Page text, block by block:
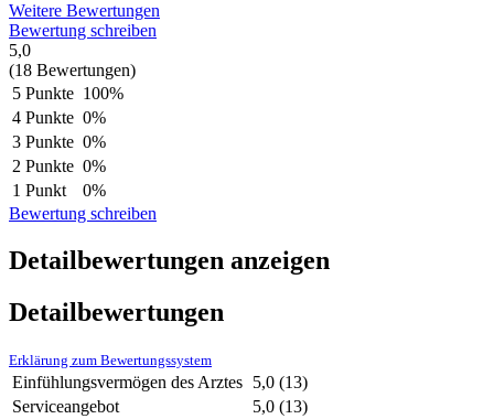
Weitere Bewertungen
Bewertung schreiben
5,0
(18 Bewertungen)
5 Punkte 100%
4 Punkte 0%
3 Punkte 0%
2 Punkte 0%
1 Punkt
0%
Bewertung schreiben
Detailbewertungen anzeigen
Detailbewertungen
Erklärung zum Bewertungssystem
Einfühlungsvermögen des Arztes 5,0 (13)
Serviceangebot
5,0 (13)